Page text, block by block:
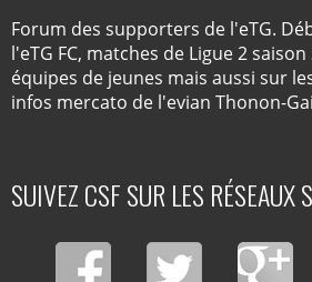
Forum des supporters de l'eTG.
l'eTG FC, matches de Ligue 2 saison
équipes de jeunes mais aussi sur
infos mercato de l'evian Thonon-
SUIVEZ CSF SUR LES RÉSEAUX